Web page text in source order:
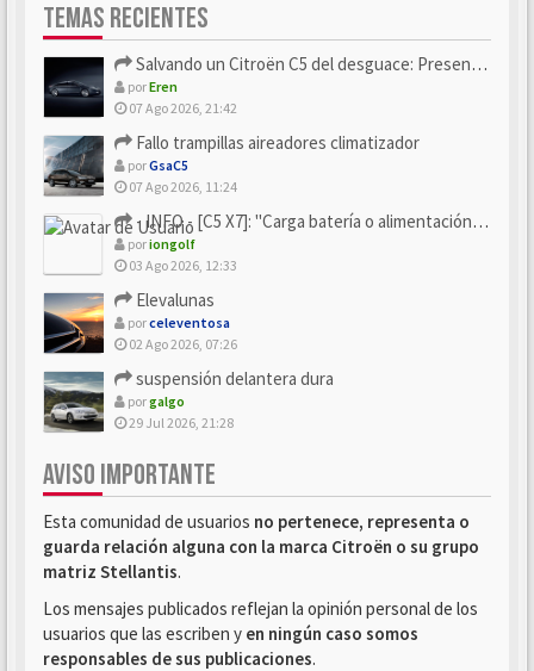
TEMAS RECIENTES
Salvando un Citroën C5 del desguace: Presentación y seguimiento
porEren
07 Ago 2026, 21:42
Fallo trampillas aireadores climatizador
porGsaC5
07 Ago 2026, 11:24
- INFO - [C5 X7]: "Carga batería o alimentación eléctri...
poriongolf
03 Ago 2026, 12:33
Elevalunas
porceleventosa
02 Ago 2026, 07:26
suspensión delantera dura
porgalgo
29 Jul 2026, 21:28
AVISO IMPORTANTE
Esta comunidad de usuarios no pertenece, representa o
guarda relación alguna con la marca Citroën o su grupo
matriz Stellantis.
Los mensajes publicados reflejan la opinión personal de los
usuarios que las escriben y en ningún caso somos
responsables de sus publicaciones.